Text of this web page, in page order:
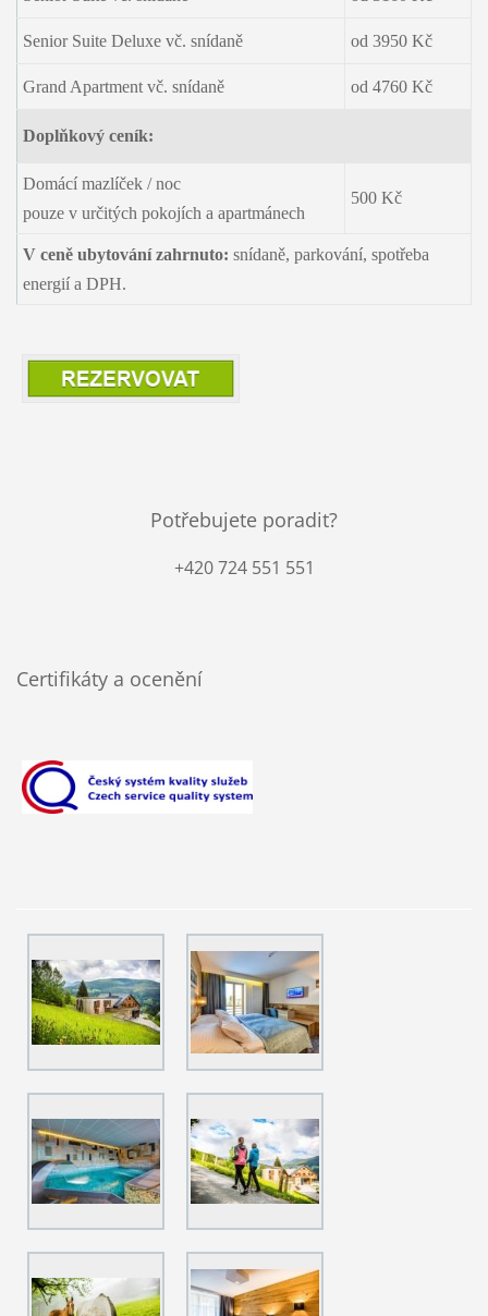
Senior Suite Deluxe vč. snídaně od 3950 Kč
Grand Apartment vč. snídaně od 4760 Kč
Doplňkový ceník:
Domácí mazlíček / noc
pouze v určitých pokojích a apartmánech
500 Kč
V ceně ubytování zahrnuto: snídaně, parkování, spotřeba
energií a DPH.
Potřebujete poradit?
+420 724 551 551
Certifikáty a ocenění